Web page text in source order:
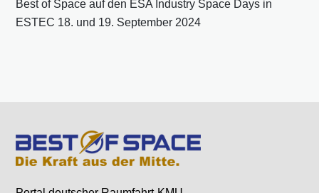
Best of Space auf den ESA Industry Space Days in
ESTEC 18. und 19. September 2024